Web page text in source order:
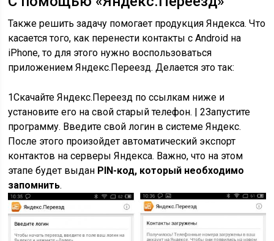
Также решить задачу помогает продукция Яндекса. Что
касается того, как перенести контакты с Android на
iPhone, то для этого нужно воспользоваться
приложением Яндекс.Переезд. Делается это так:
1Скачайте Яндекс.Переезд по ссылкам ниже и
установите его на свой старый телефон. |2Запустите
программу. Введите свой логин в системе Яндекс.
После этого произойдет автоматический экспорт
контактов на серверы Яндекса. Важно, что на этом
этапе будет выдан PIN-код, который необходимо
запомнить.